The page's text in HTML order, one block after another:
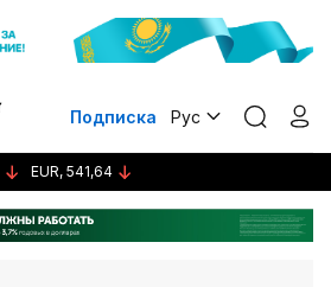
Подписка Рус
EUR, 541,64